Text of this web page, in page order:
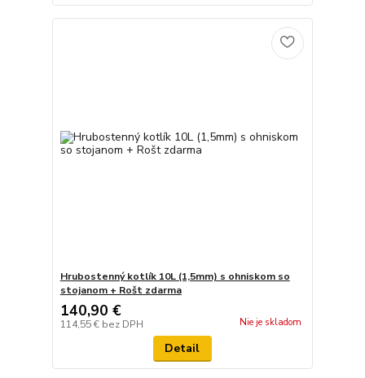
Hrubostenný kotlík 10L (1,5mm) s ohniskom so
stojanom + Rošt zdarma
140,90 €
114,55 € bez DPH Nie je skladom
Detail